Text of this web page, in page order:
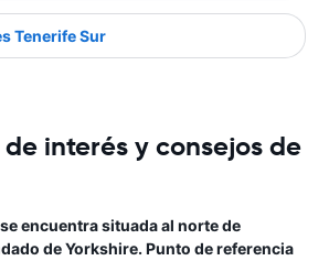
Tenerife Sur
interés y consejos de
encuentra situada al norte de
de Yorkshire. Punto de referencia